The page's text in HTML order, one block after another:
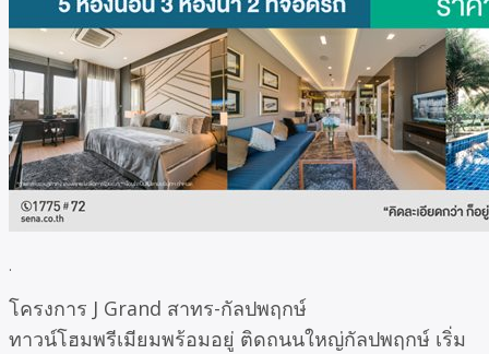
.
โครงการ J Grand สาทร-กัลปพฤกษ์
ทาวน์โฮมพรีเมียมพร้อมอยู่ ติดถนนใหญ่กัลปพฤกษ์ เริ่ม